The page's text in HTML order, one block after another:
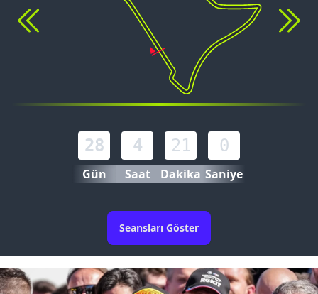
28
Gün
4
Saat
21
Dakika
0
Saniye
Seansları Göster